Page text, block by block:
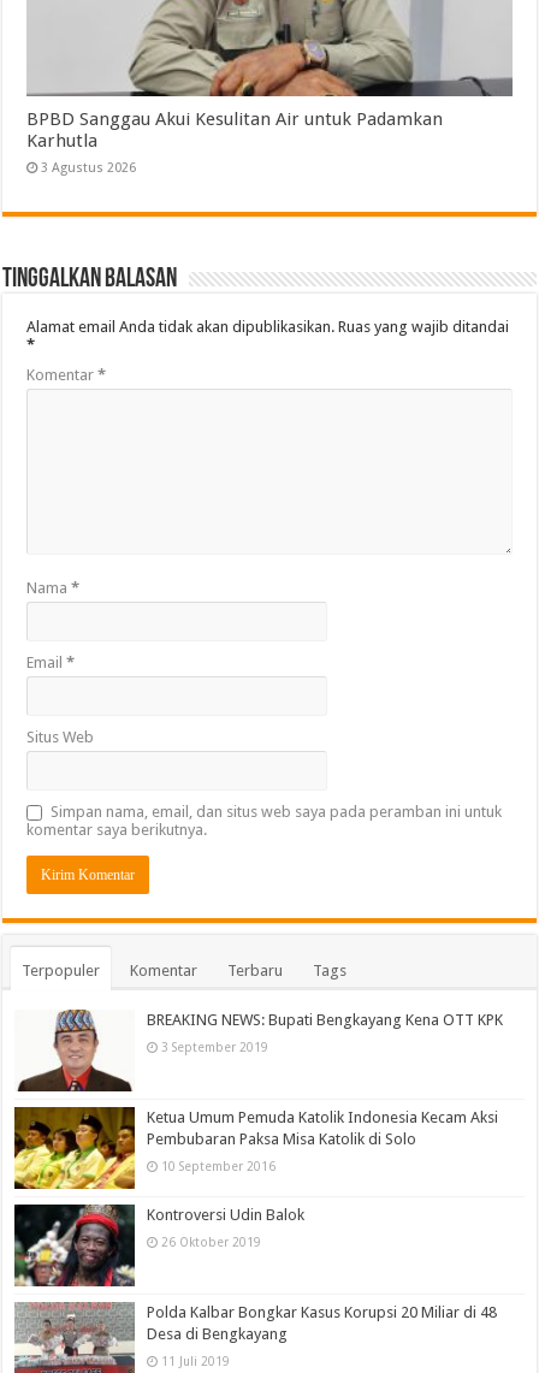
BPBD Sanggau Akui Kesulitan Air untuk Padamkan
Karhutla
3 Agustus 2026
Tinggalkan Balasan
Alamat email Anda tidak akan dipublikasikan. Ruas yang wajib ditandai
*
Komentar*
Nama*
Email*
Situs Web
Simpan nama, email, dan situs web saya pada peramban ini untuk
komentar saya berikutnya.
Terpopuler Komentar Terbaru Tags
BREAKING NEWS: Bupati Bengkayang Kena OTT KPK
3 September 2019
Ketua Umum Pemuda Katolik Indonesia Kecam Aksi
Pembubaran Paksa Misa Katolik di Solo
10 September 2016
Kontroversi Udin Balok
26 Oktober 2019
Polda Kalbar Bongkar Kasus Korupsi 20 Miliar di 48
Desa di Bengkayang
11 Juli 2019